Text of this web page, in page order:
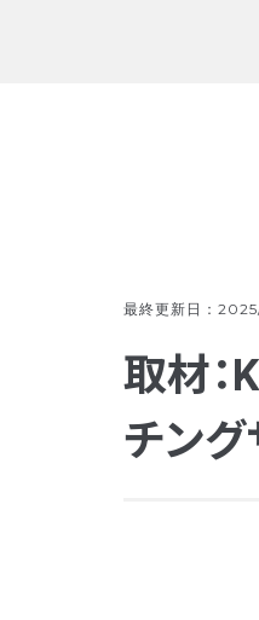
最終更新日：
取材
チング